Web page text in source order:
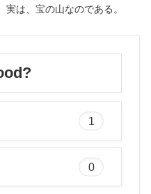
は、宝の山なのである。
1
0